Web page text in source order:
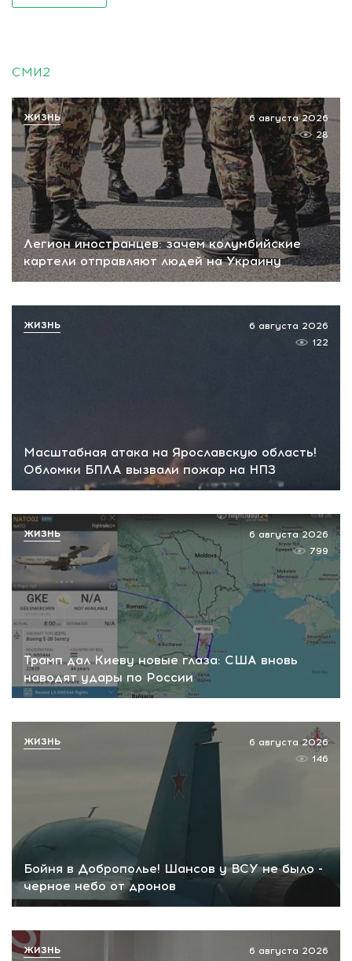
СМИ2
Легион иностранцев: зачем колумбийские
картели отправляют людей на Украину
6 августа 2026
28
ЖИЗНЬ
Масштабная атака на Ярославскую область!
Обломки БПЛА вызвали пожар на НПЗ
6 августа 2026
122
ЖИЗНЬ
Трамп дал Киеву новые глаза: США вновь
наводят удары по России
6 августа 2026
799
ЖИЗНЬ
Бойня в Доброполье! Шансов у ВСУ не было -
черное небо от дронов
6 августа 2026
146
ЖИЗНЬ
6 августа 2026
ЖИЗНЬ